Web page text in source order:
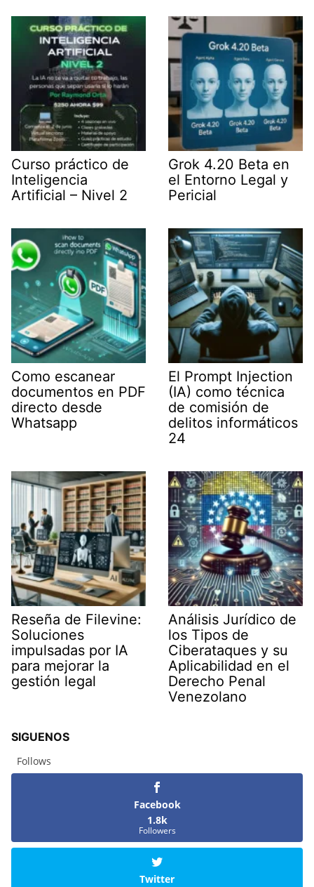
e
r
)
n
p
m
Curso práctico de
Inteligencia
Artificial – Nivel 2
Grok 4.20 Beta en
el Entorno Legal y
Pericial
Como escanear
documentos en PDF
directo desde
Whatsapp
El Prompt Injection
(IA) como técnica
de comisión de
delitos informáticos
24
Reseña de Filevine:
Soluciones
impulsadas por IA
para mejorar la
gestión legal
Análisis Jurídico de
los Tipos de
Ciberataques y su
Aplicabilidad en el
Derecho Penal
Venezolano
SIGUENOS
Follows
Facebook
1.8k
Followers
Twitter